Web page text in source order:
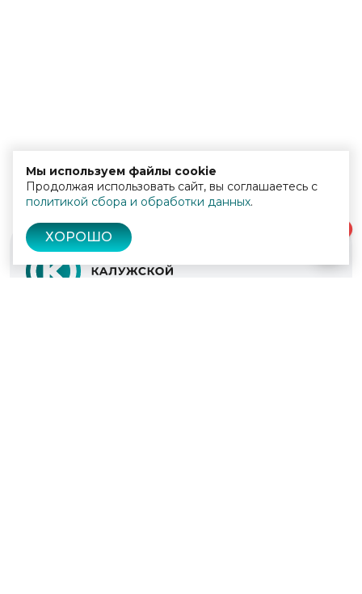
Мы используем файлы cookie
Продолжая использовать сайт, вы соглашаетесь с
политикой сбора и обработки данных.
ХОРОШО